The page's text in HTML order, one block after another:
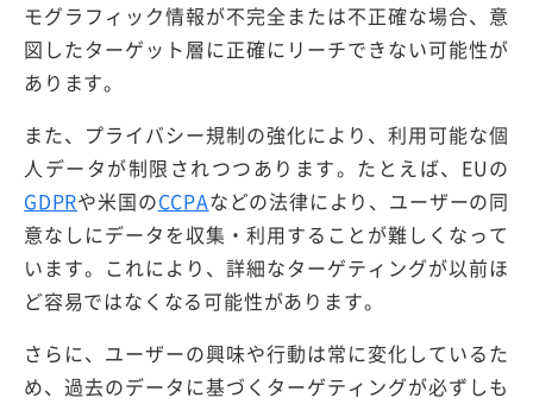
モグラフィック情報が不完全または不正確な場合、意
図したターゲット層に正確にリーチできない可能性が
あります。
また、プライバシー規制の強化により、利用可能な個
人データが制限されつつあります。たとえば、EUの
GDPRや米国のCCPAなどの法律により、ユーザーの同
意なしにデータを収集・利用することが難しくなって
います。これにより、詳細なターゲティングが以前ほ
ど容易ではなくなる可能性があります。
さらに、ユーザーの興味や行動は常に変化しているた
め、過去のデータに基づくターゲティングが必ずしも